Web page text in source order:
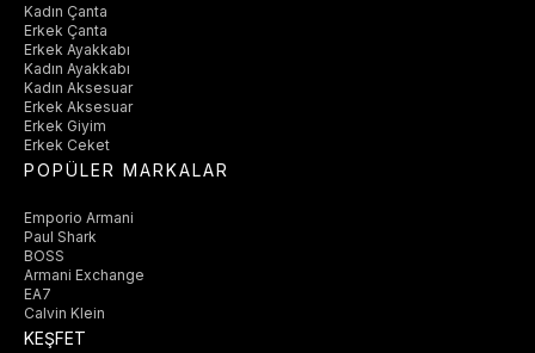
Kadın Çanta
Erkek Çanta
Erkek Ayakkabı
Kadın Ayakkabı
Kadın Aksesuar
Erkek Aksesuar
Erkek Giyim
Erkek Ceket
POPÜLER MARKALAR
Emporio Armani
Paul Shark
BOSS
Armani Exchange
EA7
Calvin Klein
KEŞFET